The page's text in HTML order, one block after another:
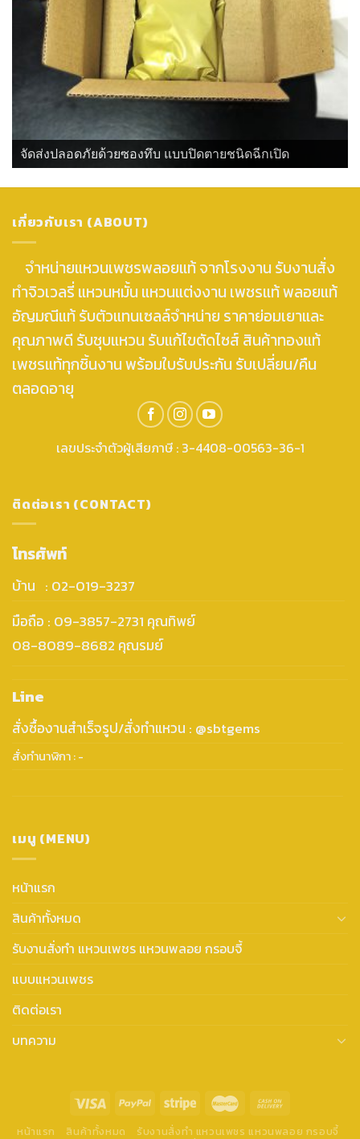
จัดส่งปลอดภัยด้วยซองทึบ แบบปิดตายชนิดฉีกเปิด
เกี่ยวกับเรา (ABOUT)
จำหน่ายแหวนเพชรพลอยแท้ จากโรงงาน รับงานสั่ง
ทำจิวเวลรี่ แหวนหมั้น แหวนแต่งงาน เพชรแท้ พลอยแท้
อัญมณีแท้ รับตัวแทนเซลล์จำหน่าย ราคาย่อมเยาและ
คุณภาพดี รับชุบแหวน รับแก้ไขตัดไซส์ สินค้าทองแท้
เพชรแท้ทุกชิ้นงาน พร้อมใบรับประกัน รับเปลี่ยน/คืน
ตลอดอายุ
เลขประจำตัวผู้เสียภาษี : 3-4408-00563-36-1
ติดต่อเรา (CONTACT)
โทรศัพท์
บ้าน : 02-019-3237
มือถือ : 09-3857-2731 คุณทิพย์
08-8089-8682 คุณรมย์
Line
สั่งซื้องานสำเร็จรูป/สั่งทำแหวน : @sbtgems
สั่งทำนาฬิกา : -
เมนู (MENU)
หน้าแรก
สินค้าทั้งหมด
รับงานสั่งทำ แหวนเพชร แหวนพลอย กรอบจี้
แบบแหวนเพชร
ติดต่อเรา
บทความ
หน้าแรก สินค้าทั้งหมด รับงานสั่งทำ แหวนเพชร แหวนพลอย กรอบจี้